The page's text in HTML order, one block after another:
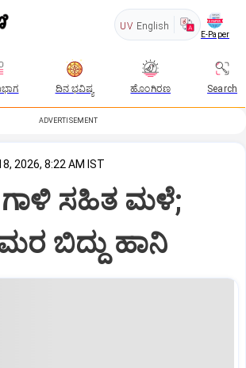
UV English
E-Paper
ದಿನ ಭವಿಷ್ಯ ಹೊಂಗಿರಣ Search
ADVERTISEMENT
2026, 8:22 AM IST
ಸಹಿತ ಮಳೆ;
ಬಿದ್ದು ಹಾನಿ